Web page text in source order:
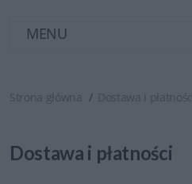
MENU
Strona główna Dostawa i płatności
Dostawa i płatności